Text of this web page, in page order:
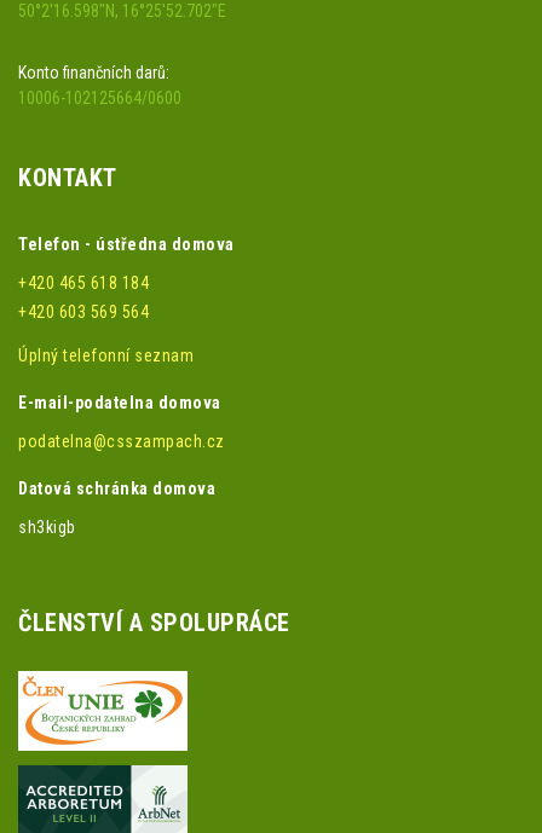
50°2'16.598"N, 16°25'52.702"E
Konto finančních darů:
10006-102125664/0600
KONTAKT
Telefon - ústředna domova
+420 465 618 184
+420 603 569 564
Úplný telefonní seznam
E-mail-podatelna domova
podatelna@csszampach.cz
Datová schránka domova
sh3kigb
ČLENSTVÍ A SPOLUPRÁCE